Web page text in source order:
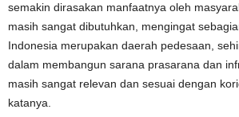
semakin dirasakan manfaatnya oleh
masih sangat dibutuhkan, mengingat
Indonesia merupakan daerah pedesaan,
dalam membangun sarana prasarana dan
masih sangat relevan dan sesuai dengan
katanya.